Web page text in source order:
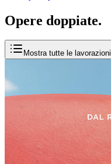
Opere doppiate.
Mostra tutte le lavorazioni